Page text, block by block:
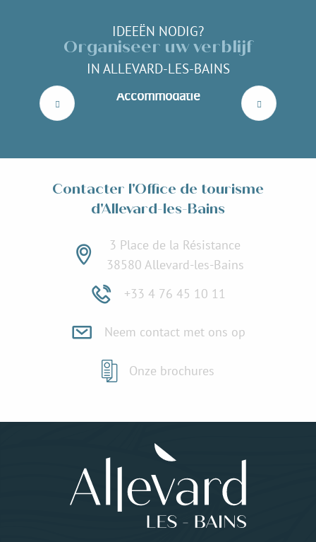
IDEEËN NODIG?
Organiseer uw verblijf
IN ALLEVARD-LES-BAINS
Accommodatie
Contacter l'Office de tourisme
d'Allevard-les-Bains
3 Place de la Résistance
38580 Allevard-les-Bains
+33 4 76 45 10 11
Neem contact met ons op
Onze brochures